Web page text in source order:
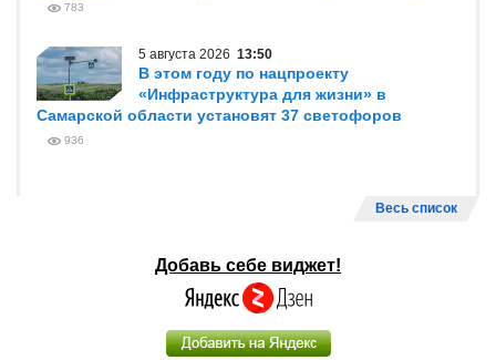
783
5 августа 2026 13:50
В этом году по нацпроекту
«Инфраструктура для жизни» в
Самарской области установят 37 светофоров
936
Весь список
Добавь себе виджет!